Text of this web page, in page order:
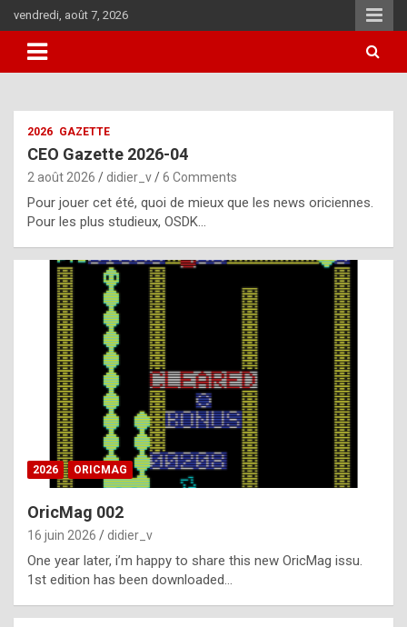
to
content
vendredi, août 7, 2026
i
u
l
y
d
i
ff
i
l
t
t
2026 GAZETTE
CEO Gazette 2026-04
2 août 2026 didier_v 6 Comments
Pour jouer cet été, quoi de mieux que les news oriciennes.
Pour les plus studieux, OSDK…
2026 ORICMAG
OricMag 002
16 juin 2026 didier_v
One year later, i’m happy to share this new OricMag issu.
1st edition has been downloaded…